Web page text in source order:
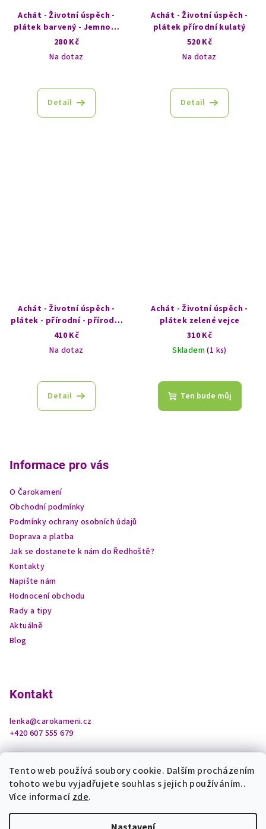
Tento web používá soubory cookie. Dalším procházením
tohoto webu vyjadřujete souhlas s jejich používáním..
Více informacízde.
Achát - Životní úspěch -
plátek barvený - Jemnost
volby směru
280 Kč
Na dotaz
Detail
Achát - Životní úspěch -
plátek přírodní kulatý
520 Kč
Na dotaz
Detail
Achát - Životní úspěch -
plátek - přírodní - přírodní
elegance
410 Kč
Na dotaz
Detail
Achát - Životní úspěch -
plátek zelené vejce
310 Kč
Skladem(1 ks)
Ten bude můj
Informace pro vás
O Čarokamení
Obchodní podmínky
Podmínky ochrany osobních údajů
Doprava a platba
Jak se dostanete k nám do Ředhoště?
Kontakty
Napište nám
Hodnocení obchodu
Rady a tipy
Aktuálně
Blog
Kontakt
lenka@carokameni.cz
+420 607 555 679